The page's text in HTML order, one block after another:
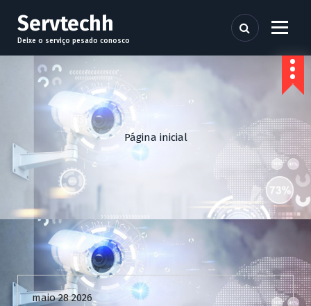
a
e
Servtechh
Deixe o serviço pesado conosco
Página inicial
Uncategorized
maio 28 2026